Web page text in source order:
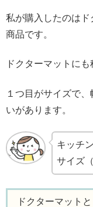
私が購入したのは
商品です。
ドクターマットにも
１つ目がサイズで
いがあります。
キッチ
サイズ
ドクターマット